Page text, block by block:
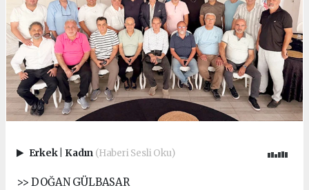
Erkek Kadın (Haberi Sesli Oku)
>> DOĞAN GÜLBASAR